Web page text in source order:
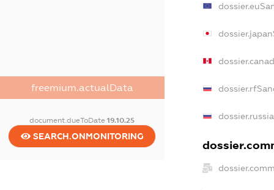
freemium.actualData
document.dueToDate19.10.25
SEARCH.ONMONITORING